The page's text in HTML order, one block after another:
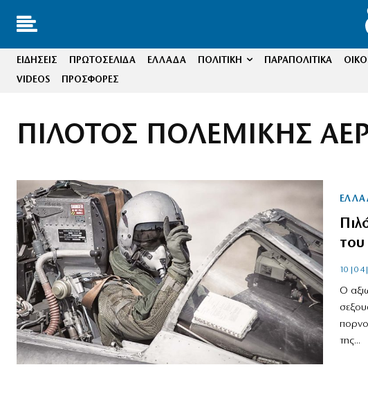
ΕΙΔΗΣΕΙΣ ΠΡΩΤΟΣΕΛΙΔΑ ΕΛΛΑΔΑ ΠΟΛΙΤΙΚΗ ΠΑΡΑΠΟΛΙΤΙΚΑ
VIDEOS
ΠΡΟΣΦΟΡΕΣ
ΠΙΛΟΤΟΣ ΠΟΛΕΜΙΚΗΣ
του
Ο
της...